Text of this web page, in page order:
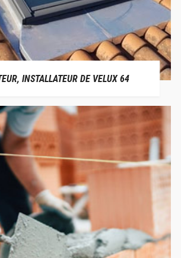
INSTALLATEUR DE VELUX 64